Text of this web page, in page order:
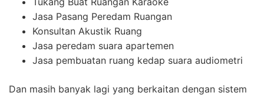
Jasa Pasang Peredam Ruangan
Konsultan Akustik Ruang
Jasa peredam suara apartemen
Jasa pembuatan ruang kedap suara audiometri
Dan masih banyak lagi yang berkaitan dengan sistem